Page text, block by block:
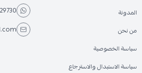
المدونة
من نحن
سياسة الخصوصية
سياسة الاستبدال والاسترجاع